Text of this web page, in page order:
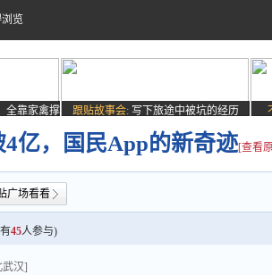
览
全靠家禽撑
跟贴故事会: 写下旅途中被坑的经历
4亿，国民App的新奇迹[查看
广场看看
45人参与)
武汉]